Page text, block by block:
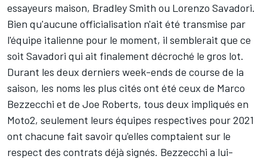
essayeurs maison, Bradley Smith ou Lorenzo Savadori.
Bien qu'aucune officialisation n'ait été transmise par
l'équipe italienne pour le moment, il semblerait que ce
soit Savadori qui ait finalement décroché le gros lot.
Durant les deux derniers week-ends de course de la
saison, les noms les plus cités ont été ceux de Marco
Bezzecchi et de Joe Roberts, tous deux impliqués en
Moto2, seulement leurs équipes respectives pour 2021
ont chacune fait savoir qu'elles comptaient sur le
respect des contrats déjà signés. Bezzecchi a lui-